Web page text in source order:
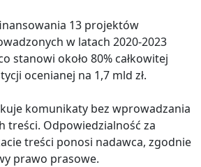
13 projektów
w latach 2020-2023
stanowi około 80% całkowitej
ocenianej na 1,7 mld zł.
komunikaty bez wprowadzania
treści. Odpowiedzialność za
treści ponosi nadawca, zgodnie
prawo prasowe.